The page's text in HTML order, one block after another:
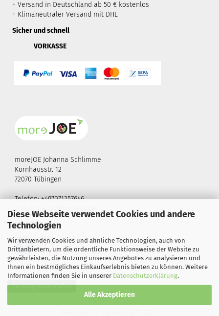
Diese Webseite verwendet Cookies und andere
Technologien
Wir verwenden Cookies und ähnliche Technologien, auch von
Drittanbietern, um die ordentliche Funktionsweise der Website zu
gewährleisten, die Nutzung unseres Angebotes zu analysieren und
Ihnen ein bestmögliches Einkaufserlebnis bieten zu können. Weitere
Informationen finden Sie in unserer Datenschutzerklärung.
Alle Akzeptieren
+ Versand in Deutschland ab 50 € kostenlos
+ Klimaneutraler Versand mit DHL
Sicher und schnell
VORKASSE
moreJOE Johanna Schlimme
Kornhausstr. 12
72070 Tübingen
Telefon: +497071257646
E-Mail:
hallo@moreJOE.de
FOLGE UNS!
Vertrag widerrufen